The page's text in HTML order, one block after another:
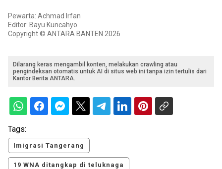
Pewarta: Achmad Irfan
Editor: Bayu Kuncahyo
Copyright © ANTARA BANTEN 2026
Dilarang keras mengambil konten, melakukan crawling atau
pengindeksan otomatis untuk AI di situs web ini tanpa izin tertulis dari
Kantor Berita ANTARA.
Tags:
Imigrasi Tangerang
19 WNA ditangkap di teluknaga